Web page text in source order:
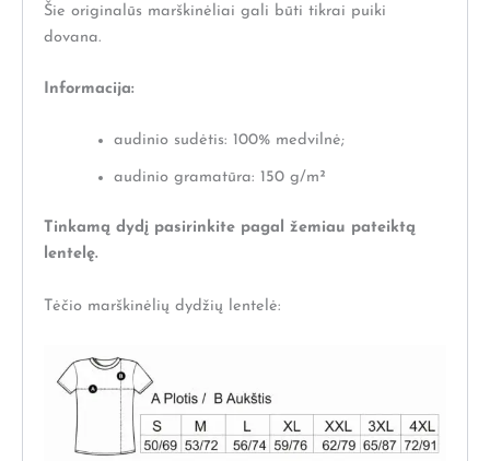
Šie originalūs marškinėliai gali būti tikrai puiki
dovana.
Informacija:
audinio sudėtis: 100% medvilnė;
audinio gramatūra: 150 g/m²
Tinkamą dydį pasirinkite pagal žemiau pateiktą
lentelę.
Tėčio marškinėlių dydžių lentelė: